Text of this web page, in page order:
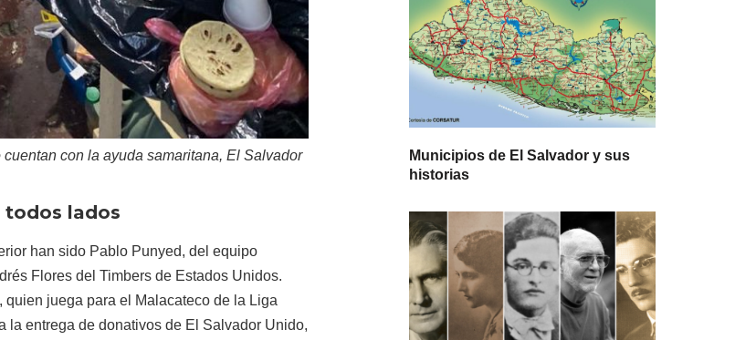
con la ayuda samaritana, El Salvador
todos lados
han sido Pablo Punyed, del equipo
Flores del Timbers de Estados Unidos.
juega para el Malacateco de la Liga
la entrega de donativos de El Salvador Unido,
Municipios de El Salvador y sus
historias